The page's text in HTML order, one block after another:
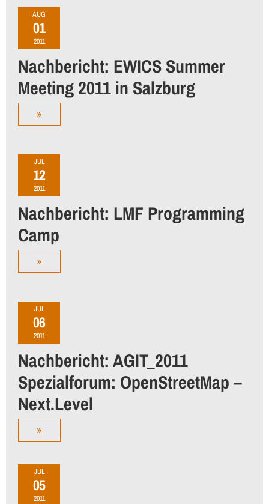
AUG
01
2011
Nachbericht: EWICS Summer
Meeting 2011 in Salzburg
»
JUL
12
2011
Nachbericht: LMF Programming
Camp
»
JUL
06
2011
Nachbericht: AGIT_2011
Spezialforum: OpenStreetMap –
Next.Level
»
JUL
05
2011